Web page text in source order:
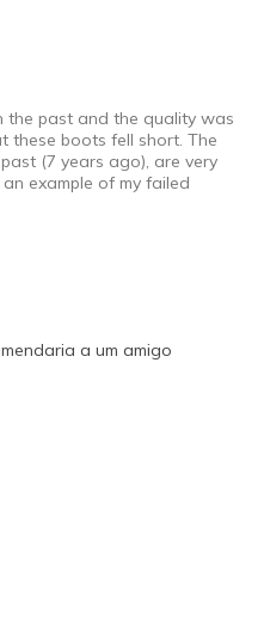
Wearing
the past and the quality was
these boots fell short. The
(7 years ago), are very
example of my failed
a um amigo